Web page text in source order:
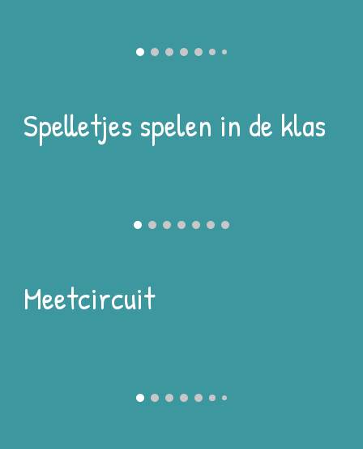
Spelletjes spelen in de klas
Meetcircuit